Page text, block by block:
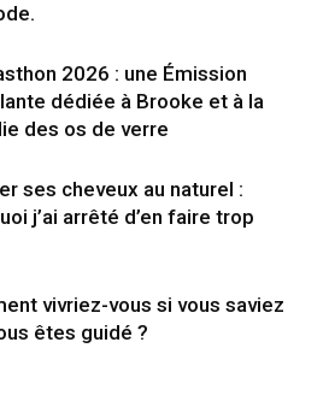
2026 : une Émission
dédiée à Brooke et à la
des os de verre
ses cheveux au naturel :
j’ai arrêté d’en faire trop
vivriez-vous si vous saviez
êtes guidé ?